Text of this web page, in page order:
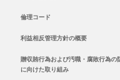
倫理コード
利益相反管理方針の概要
贈収賄行為および汚職・腐敗行為の
に向けた取り組み